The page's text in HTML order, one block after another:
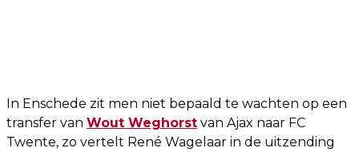
In Enschede zit men niet bepaald te wachten op een
transfer van Wout Weghorst van Ajax naar FC
Twente, zo vertelt René Wagelaar in de uitzending